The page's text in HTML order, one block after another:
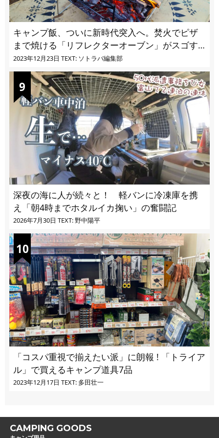
キャンプ飯、ついに新時代突入へ。焚火でピザ
まで焼ける「リフレクターオーブン」がスゴす
ぎる
2023年12月23日 TEXT: ソトラバ編集部
深夜の海に人が続々と！ 軽バンに冷凍庫を携
え「朝4時までホタルイカ掬い」の奮闘記
2026年7月30日 TEXT: 野中陽平
「コスパ重視で揃えたい派」に朗報 ! 「トライア
ル」で買えるキャンプ道具7品
2023年12月17日 TEXT: 多田壮一
CAMPING GOODS